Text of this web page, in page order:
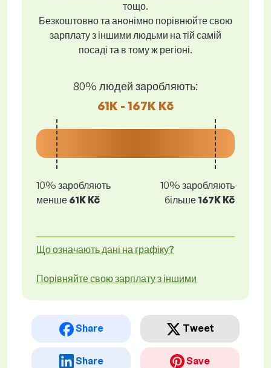
тощо.
Безкоштовно та анонімно порівнюйте свою
зарплату з іншими людьми на тій самій
посаді та в тому ж регіоні.
80% людей заробляють:
61K - 167K Kč
10% заробляють
менше 61K Kč
10% заробляють
більше 167K Kč
Що означають дані на графіку?
Порівняйте свою зарплату з іншими
Share Tweet
Share Save